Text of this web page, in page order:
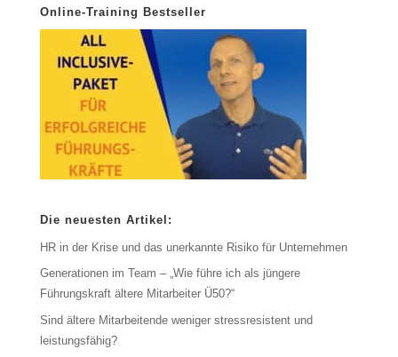
Online-Training Bestseller
Die neuesten Artikel:
HR in der Krise und das unerkannte Risiko für Unternehmen
Generationen im Team – „Wie führe ich als jüngere
Führungskraft ältere Mitarbeiter Ü50?“
Sind ältere Mitarbeitende weniger stressresistent und
leistungsfähig?